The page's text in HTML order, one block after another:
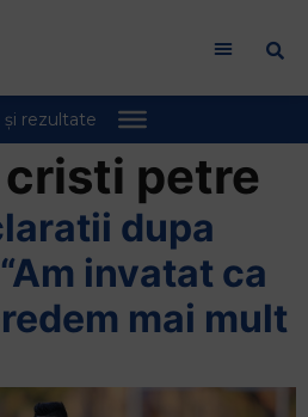
cristi petre
dupa
invatat ca
mai mult